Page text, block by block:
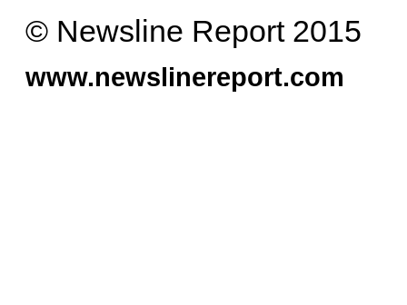
© Newsline Report 2015
www.newslinereport.com